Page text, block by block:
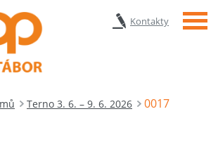
Kontakty Menu
Terno 3. 6. – 9. 6. 2026 0017